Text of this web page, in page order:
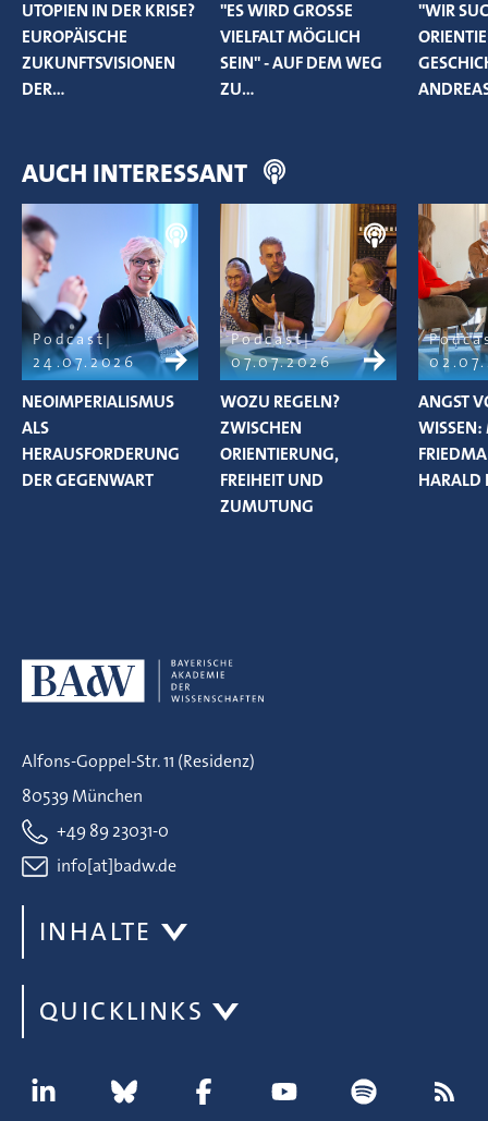
UTOPIEN IN DER KRISE?
EUROPÄISCHE
ZUKUNFTSVISIONEN
DER…
"ES WIRD GROSSE V
IELFALT MÖGLICH S
EIN" - AUF DEM WEG Z
U…
"WIR
AUCH INTERESSANT
Podcast
24.07.2026
NEOIMPERIALISMUS
ALS
HERAUSFORDERUNG
DER GEGENWART
Podcast
07.07.2026
WOZU REGELN?
ZWISCHEN
ORIENTIERUNG,
FREIHEIT UND
ZUMUTUNG
ANGST
WISSEN:
HARALD
Alfons-Goppel-Str. 11 (Residenz)
80539 München
+49 89 23031-0
info[at]badw.de
INHALTE
QUICKLINKS